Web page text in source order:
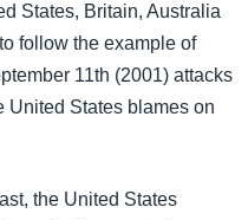
States, Britain, Australia
follow the example of
11th (2001) attacks
United States blames on
the United States